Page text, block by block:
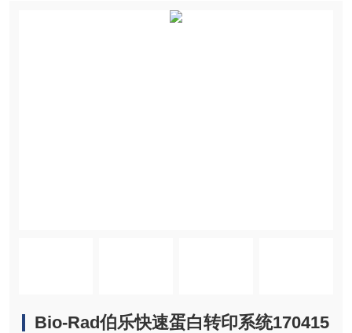
Bio-Rad伯乐快速蛋白转印系统170415